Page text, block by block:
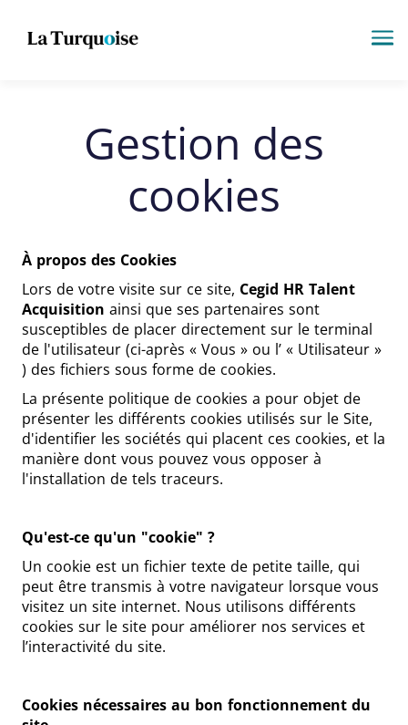
Gestion des
cookies
À propos des Cookies
Lors de votre visite sur ce site, Cegid HR Talent
Acquisition ainsi que ses partenaires sont
susceptibles de placer directement sur le terminal
de l'utilisateur (ci-après « Vous » ou l’ « Utilisateur »
) des fichiers sous forme de cookies.
La présente politique de cookies a pour objet de
présenter les différents cookies utilisés sur le Site,
d'identifier les sociétés qui placent ces cookies, et la
manière dont vous pouvez vous opposer à
l'installation de tels traceurs.
Qu'est-ce qu'un "cookie" ?
Un cookie est un fichier texte de petite taille, qui
peut être transmis à votre navigateur lorsque vous
visitez un site internet. Nous utilisons différents
cookies sur le site pour améliorer nos services et
l’interactivité du site.
Cookies nécessaires au bon fonctionnement du